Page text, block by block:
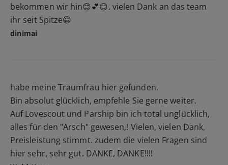
bekommen wir hin😊💕😊. vielen Dank an das team
ihr seit Spitze😀
dinimai
habe meine Traumfrau hier gefunden.
Bin absolut glücklich, empfehle Sie gerne weiter.
Auf Lovescout und Parship bin ich total unglücklich,
alles für den "Arsch" gewesen,! Vielen, vielen Dank,
Preisleistung stimmt. zudem die vielen Fragen sind
hier sehr, sehr gut. DANKE, DANKE!!!!